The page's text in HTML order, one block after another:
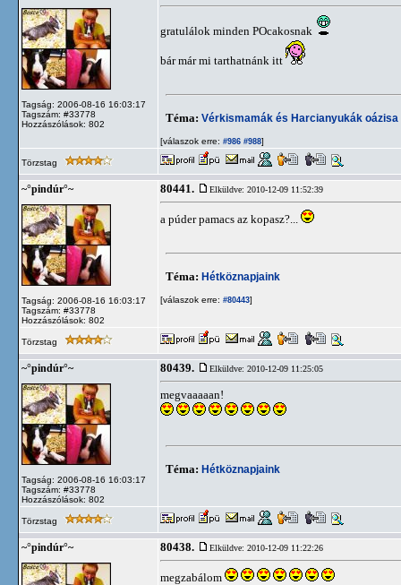
Tagság: 2006-08-16 16:03:17
Tagszám: #33778
Hozzászólások: 802
gratulálok minden POcakosnak
bár már mi tarthatnánk itt
Téma: Vérkismamák és Harcianyukák oázisa
[válaszok erre: #986 #988]
Törzstag
~°pindúr°~
Tagság: 2006-08-16 16:03:17
Tagszám: #33778
Hozzászólások: 802
80441. Elküldve: 2010-12-09 11:52:39
a púder pamacs az kopasz?...
Téma: Hétköznapjaink
[válaszok erre: #80443]
Törzstag
~°pindúr°~
Tagság: 2006-08-16 16:03:17
Tagszám: #33778
Hozzászólások: 802
80439. Elküldve: 2010-12-09 11:25:05
megvaaaaan!
Téma: Hétköznapjaink
Törzstag
~°pindúr°~ 80438. Elküldve: 2010-12-09 11:22:26
megzabálom